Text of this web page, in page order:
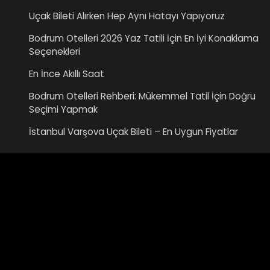
Uçak Bileti Alırken Hep Aynı Hatayı Yapıyoruz
Bodrum Otelleri 2026 Yaz Tatili İçin En İyi Konaklama
Seçenekleri
En İnce Akıllı Saat
Bodrum Otelleri Rehberi: Mükemmel Tatil İçin Doğru
Seçimi Yapmak
İstanbul Varşova Uçak Bileti – En Uygun Fiyatlar